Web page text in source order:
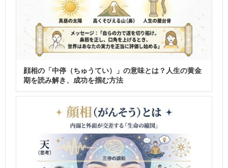
顔相の「中停（ちゅうてい）」の意味とは？人生の黄金
期を読み解き、成功を掴む方法